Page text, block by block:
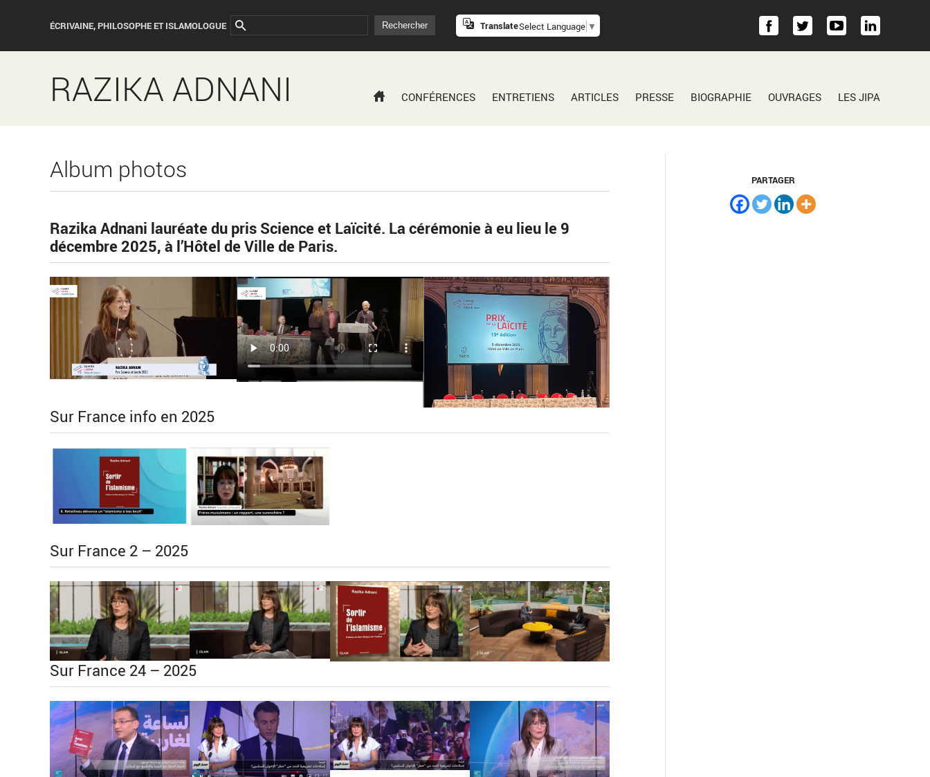
ÉCRIVAINE, PHILOSOPHE ET ISLAMOLOGUE TranslateSelect Language ▼
RAZIKA ADNANI CONFÉRENCES ENTRETIENS ARTICLES PRESSE BIOGRAPHIE OUVRAGES LES JIPA
Album photos
Razika Adnani lauréate du pris Science et Laïcité. La cérémonie à eu lieu le 9
décembre 2025, à l’Hôtel de Ville de Paris.
Sur France info en 2025
Sur France 2 – 2025
Sur France 24 – 2025
PARTAGER